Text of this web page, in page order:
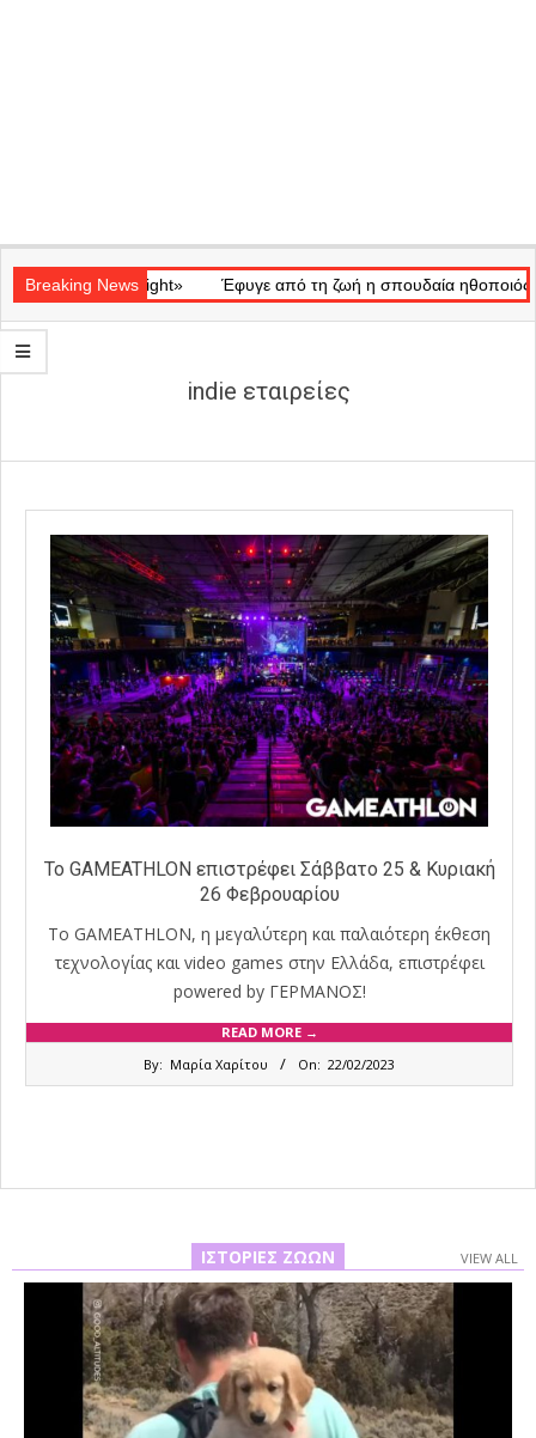
Navigation
Menu
Breaking News
«Ray of Light» Έφυγε από τη ζωή η σπουδαία ηθοποιός Μάρω
indie εταιρείες
Το GAMEATHLON επιστρέφει Σάββατο 25 & Κυριακή
26 Φεβρουαρίου
Το GAMEATHLON, η μεγαλύτερη και παλαιότερη έκθεση
τεχνολογίας και video games στην Ελλάδα, επιστρέφει
powered by ΓΕΡΜΑΝΟΣ!
READ MORE →
By: Μαρία Χαρίτου On: 22/02/2023
ΙΣΤΟΡΊΕΣ ΖΏΩΝ VIEW ALL